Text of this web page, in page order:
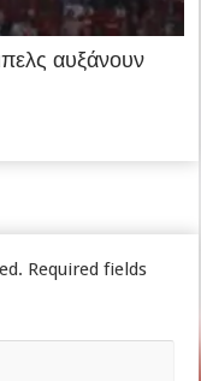
αυξάνουν
Required fields